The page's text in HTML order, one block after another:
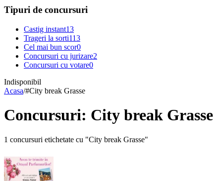
Tipuri de concursuri
Castig instant13
Trageri la sorti113
Cel mai bun scor0
Concursuri cu jurizare2
Concursuri cu votare0
Indisponibil
Acasa/#City break Grasse
Concursuri: City break Grasse
1 concursuri etichetate cu "City break Grasse"